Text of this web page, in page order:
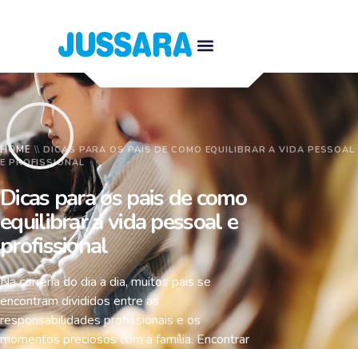
HOME \\DICAS PARA OS PAIS DE COMO EQUILIBRAR A VIDA PESSOAL
E PROFISSIONAL
Dicas para os pais de como
equilibrar a vida pessoal e
profissional
Na correria do dia a dia, muitos pais se
encontram divididos entre as
responsabilidades profissionais e os
momentos preciosos com a família. Encontrar